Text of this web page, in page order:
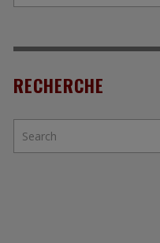
RECHERCHE